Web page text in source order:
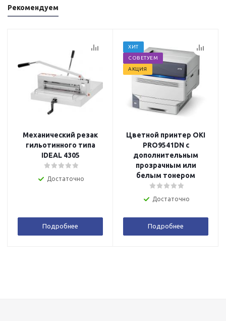
Рекомендуем
Механический резак
гильотинного типа
IDEAL 4305
Достаточно
Подробнее
ХИТ
СОВЕТУЕМ
АКЦИЯ
Цветной принтер OKI
PRO9541DN с
дополнительным
прозрачным или
белым тонером
Достаточно
Подробнее